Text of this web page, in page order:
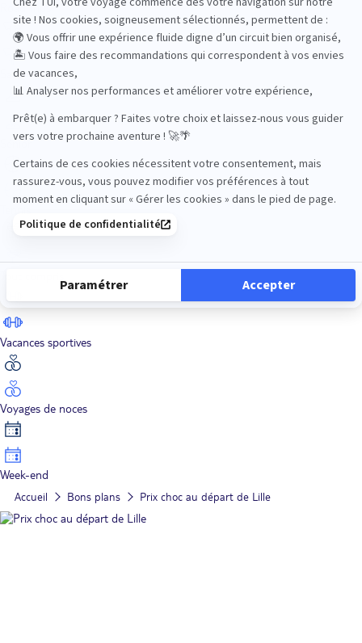
Road Trips
Safari
Sénior
Vacances sportives
Voyages de noces
Week-end
Accueil Bons plans Prix choc au départ de Lille